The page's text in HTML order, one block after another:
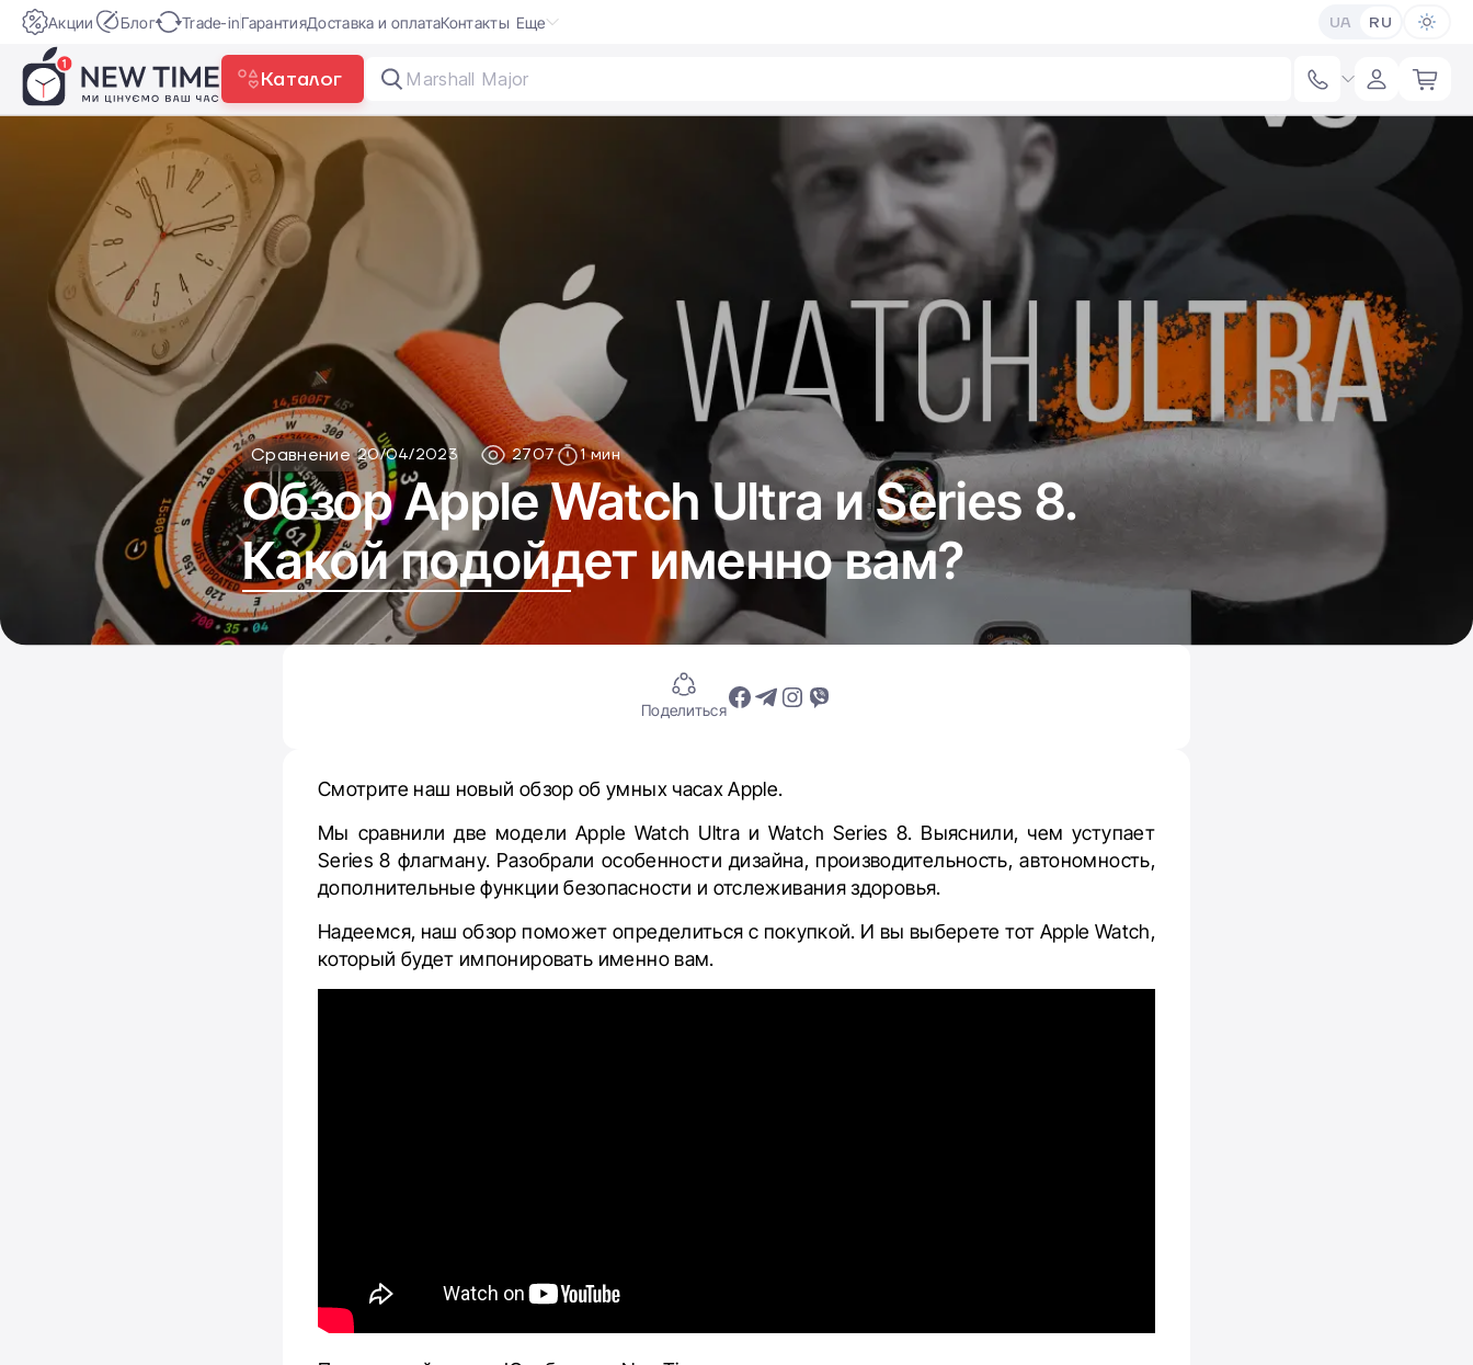
Акции Блог Trade-inГарантияДоставка и оплатаКонтакты Еще UA RU
Каталог DJI
Сравнение 20/04/2023 2707 1 мин
Обзор Apple Watch Ultra и Series 8.
Какой подойдет именно вам?
Поделиться
Смотрите наш новый обзор об умных часах Apple.
Мы сравнили две модели Apple Watch Ultra и Watch Series 8. Выяснили, чем уступает
Series 8 флагману. Разобрали особенности дизайна, производительность, автономность,
дополнительные функции безопасности и отслеживания здоровья.
Надеемся, наш обзор поможет определиться с покупкой. И вы выберете тот Apple Watch,
который будет импонировать именно вам.